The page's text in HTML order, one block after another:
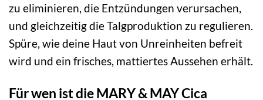
zu eliminieren, die Entzündungen verursachen,
und gleichzeitig die Talgproduktion zu regulieren.
Spüre, wie deine Haut von Unreinheiten befreit
wird und ein frisches, mattiertes Aussehen erhält.
Für wen ist die MARY & MAY Cica